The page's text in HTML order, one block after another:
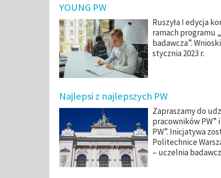
YOUNG PW
Ruszyła I edycja
ramach programu
badawcza”.
stycznia 2023 r.
Najlepsi z najlepszych PW
Zapraszamy do
pracowników PW”
PW”. Inicjatywa
Politechnice
– uczelnia